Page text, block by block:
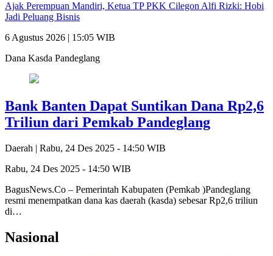
Ajak Perempuan Mandiri, Ketua TP PKK Cilegon Alfi Rizki: Hobi
Jadi Peluang Bisnis
6 Agustus 2026 | 15:05 WIB
Dana Kasda Pandeglang
Bank Banten Dapat Suntikan Dana Rp2,6
Triliun dari Pemkab Pandeglang
Daerah | Rabu, 24 Des 2025 - 14:50 WIB
Rabu, 24 Des 2025 - 14:50 WIB
BagusNews.Co – Pemerintah Kabupaten (Pemkab )Pandeglang
resmi menempatkan dana kas daerah (kasda) sebesar Rp2,6 triliun
di…
Nasional